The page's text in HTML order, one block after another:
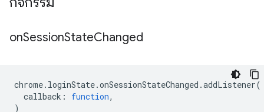
onSessionStateChanged
chrome. loginState.onSessionStateChanged .addListener(
callback : function,
)